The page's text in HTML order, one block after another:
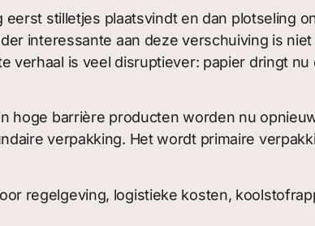
stilletjes plaatsvindt en dan plotseling
interessante aan deze verschuiving is
is veel disruptiever: papier dringt nu
hoge barrière producten worden nu
verpakking. Het wordt primaire
regelgeving, logistieke kosten,